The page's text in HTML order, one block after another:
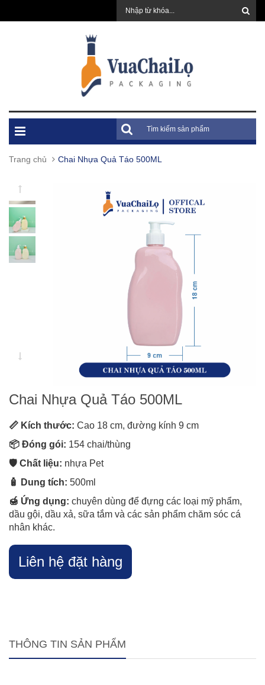
Trang chủ Chai Nhựa Quả Táo 500ML
Chai Nhựa Quả Táo 500ML
📏 Kích thước: Cao 18 cm, đường kính 9 cm
📦 Đóng gói: 154 chai/thùng
🛡️ Chất liệu: nhựa Pet
🧴 Dung tích: 500ml
🍯 Ứng dụng: chuyên dùng để đựng các loại mỹ phẩm,
dầu gội, dầu xả, sữa tắm và các sản phẩm chăm sóc cá
nhân khác.
Liên hệ đặt hàng
THÔNG TIN SẢN PHẨM